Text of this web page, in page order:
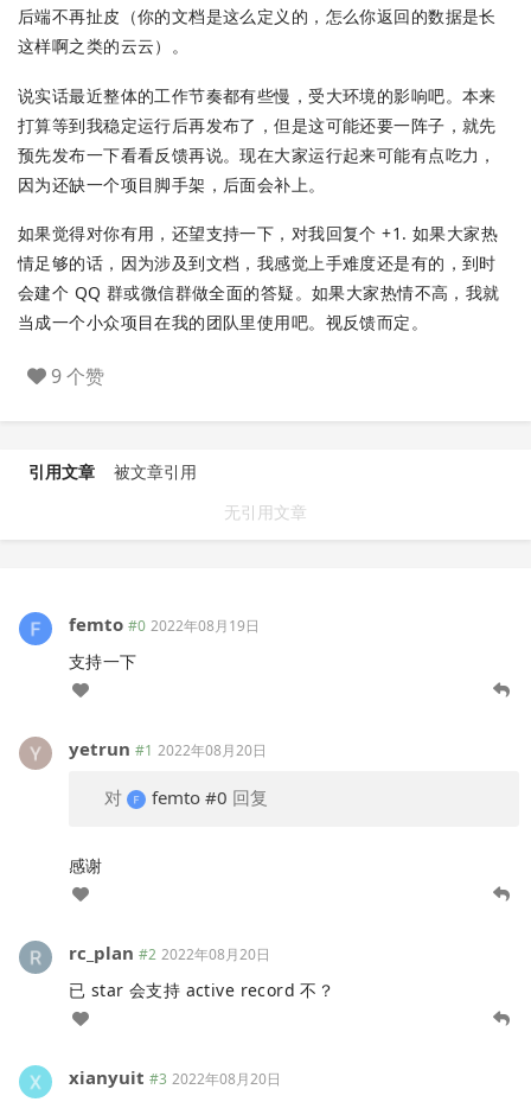
后端不再扯皮（你的文档是这么定义的，怎么你返回的数据是长
这样啊之类的云云）。
说实话最近整体的工作节奏都有些慢，受大环境的影响吧。本来
打算等到我稳定运行后再发布了，但是这可能还要一阵子，就先
预先发布一下看看反馈再说。现在大家运行起来可能有点吃力，
因为还缺一个项目脚手架，后面会补上。
如果觉得对你有用，还望支持一下，对我回复个 +1. 如果大家热
情足够的话，因为涉及到文档，我感觉上手难度还是有的，到时
会建个 QQ 群或微信群做全面的答疑。如果大家热情不高，我就
当成一个小众项目在我的团队里使用吧。视反馈而定。
9 个赞
引用文章
被文章引用
无引用文章
femto #0 2022年08月19日
支持一下
yetrun #1 2022年08月20日
对 femto #0 回复
感谢
rc_plan #2 2022年08月20日
已 star 会支持 active record 不？
xianyuit #3 2022年08月20日